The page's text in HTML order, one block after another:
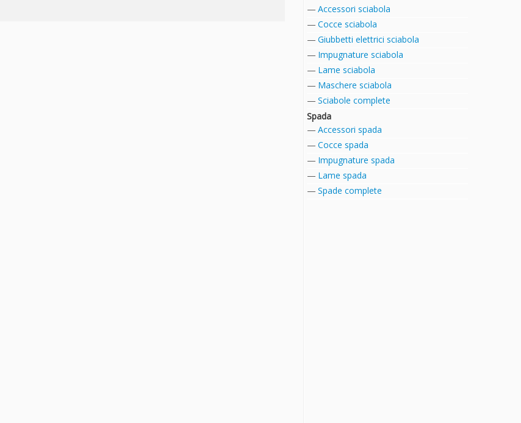
Accessori sciabola
Cocce sciabola
Giubbetti elettrici sciabola
Impugnature sciabola
Lame sciabola
Maschere sciabola
Sciabole complete
Spada
Accessori spada
Cocce spada
Impugnature spada
Lame spada
Spade complete